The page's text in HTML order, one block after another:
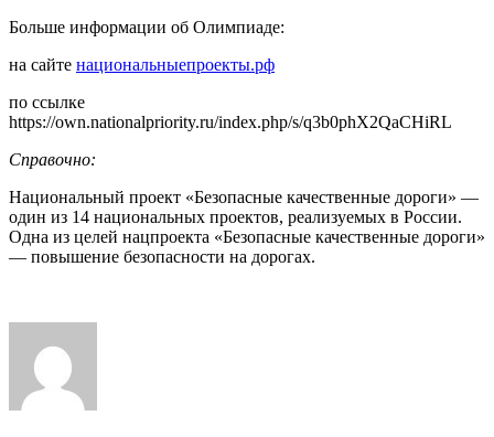
Больше информации об Олимпиаде:
на сайте национальныепроекты.рф
по ссылке
https://own.nationalpriority.ru/index.php/s/q3b0phX2QaCHiRL
Справочно:
Национальный проект «Безопасные качественные дороги» —
один из 14 национальных проектов, реализуемых в России.
Одна из целей нацпроекта «Безопасные качественные дороги»
— повышение безопасности на дорогах.